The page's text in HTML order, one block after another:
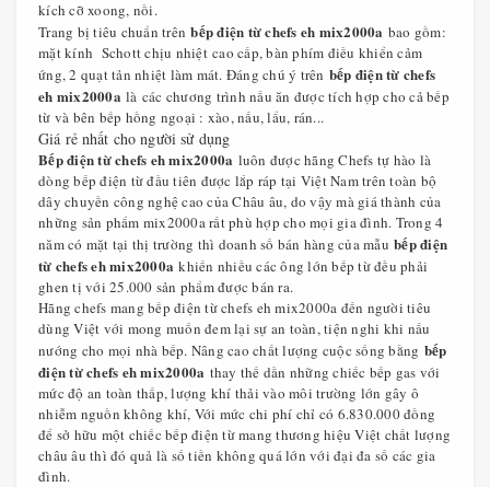
kích cỡ xoong, nồi.
Trang bị tiêu chuẩn trênbếp điện từ chefs eh mix2000a bao gồm:
mặt kính Schott chịu nhiệt cao cấp, bàn phím điều khiển cảm
ứng, 2 quạt tản nhiệt làm mát. Đáng chú ý trên bếp điện từ chefs
eh mix2000a là các chương trình nấu ăn được tích hợp cho cả bếp
từ và bên bếp hồng ngoại : xào, nấu, lẩu, rán...
Giá rẻ nhất cho người sử dụng
Bếp điện từ chefs eh mix2000a luôn được hãng Chefs tự hào là
dòng bếp điện từ đầu tiên được lắp ráp tại Việt Nam trên toàn bộ
dây chuyền công nghệ cao của Châu âu, do vậy mà giá thành của
những sản phẩm mix2000a rất phù hợp cho mọi gia đình. Trong 4
năm có mặt tại thị trường thì doanh số bán hàng của mẫu bếp điện
từ chefs eh mix2000a khiến nhiều các ông lớn bếp từ đều phải
ghen tị với 25.000 sản phẩm được bán ra.
Hãng chefs mang bếp điện từ chefs eh mix2000a đến người tiêu
dùng Việt với mong muốn đem lại sự an toàn, tiện nghi khi nấu
nướng cho mọi nhà bếp. Nâng cao chất lượng cuộc sống bằng bếp
điện từ chefs eh mix2000a thay thế dần những chiếc bếp gas với
mức độ an toàn thấp, lượng khí thải vào môi trường lớn gây ô
nhiễm nguồn không khí, Với mức chi phí chỉ có 6.830.000 đồng
để sở hữu một chiếc bếp điện từ mang thương hiệu Việt chất lượng
châu âu thì đó quả là số tiền không quá lớn với đại đa số các gia
đình.